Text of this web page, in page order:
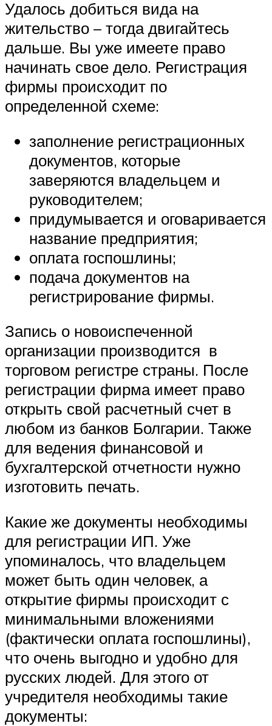
Удалось добиться вида на
жительство – тогда двигайтесь
дальше. Вы уже имеете право
начинать свое дело. Регистрация
фирмы происходит по
определенной схеме:
заполнение регистрационных
документов, которые
заверяются владельцем и
руководителем;
придумывается и оговаривается
название предприятия;
оплата госпошлины;
подача документов на
регистрирование фирмы.
Запись о новоиспеченной
организации производится в
торговом регистре страны. После
регистрации фирма имеет право
открыть свой расчетный счет в
любом из банков Болгарии. Также
для ведения финансовой и
бухгалтерской отчетности нужно
изготовить печать.
Какие же документы необходимы
для регистрации ИП. Уже
упоминалось, что владельцем
может быть один человек, а
открытие фирмы происходит с
минимальными вложениями
(фактически оплата госпошлины),
что очень выгодно и удобно для
русских людей. Для этого от
учредителя необходимы такие
документы: